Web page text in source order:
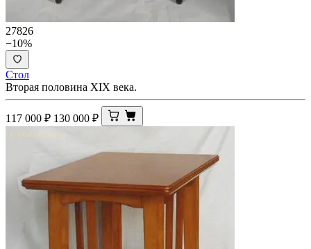
27826
−10%
Стол
Вторая половина XIX века.
117 000 ₽ 130 000 ₽